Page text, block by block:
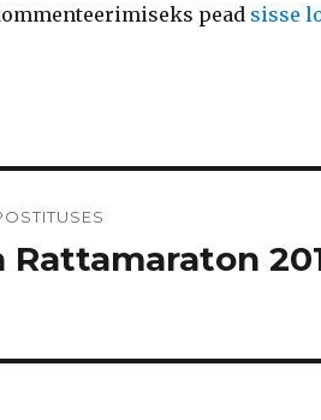
pead sisse
Rattamaraton